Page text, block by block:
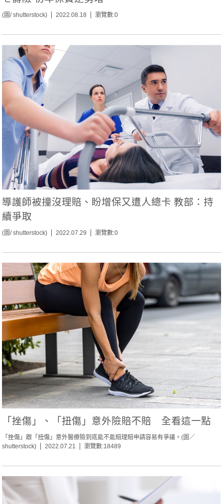
(圖/ shutterstock) 2022.08.18 瀏覽數:0
導護師被撞沒理賠、盼增保又遭人總卡 教部：持
續爭取
(圖/ shutterstock) 2022.07.29 瀏覽數:0
「挫傷」、「扭傷」意外險賠不賠 全看這一點
「挫傷」跟「扭傷」意外醫療險到底能不能賠理賠申請容易有爭議。(圖／
shutterstock)
2022.07.21 瀏覽數:18489